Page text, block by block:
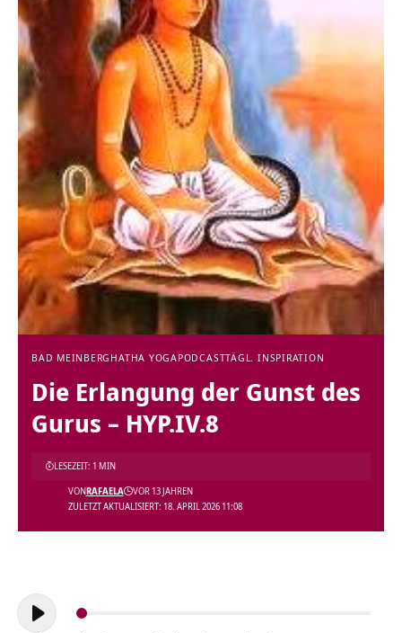
BAD MEINBERG HATHA YOGAPODCASTTÄGL. INSPIRATION
Die Erlangung der Gunst des
Gurus – HYP.IV.8
ZULETZT AKTUALISIERT: 18. APRIL 2026 11:08
VONRAFAELA VOR 13 JAHREN
LESEZEIT: 1 MIN
Audio-
Player